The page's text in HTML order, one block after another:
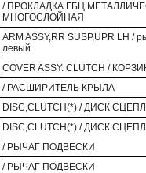
/ ПРОКЛАДКА ГБЦ
МНОГОСЛОЙНАЯ
ARM ASSY,RR SUSP,UPR LH /
левый
COVER ASSY. CLUTCH /
/ РАСШИРИТЕЛЬ КРЫЛА
DISC,CLUTCH(*) / ДИСК
DISC,CLUTCH(*) / ДИСК
/ РЫЧАГ ПОДВЕСКИ
/ РЫЧАГ ПОДВЕСКИ